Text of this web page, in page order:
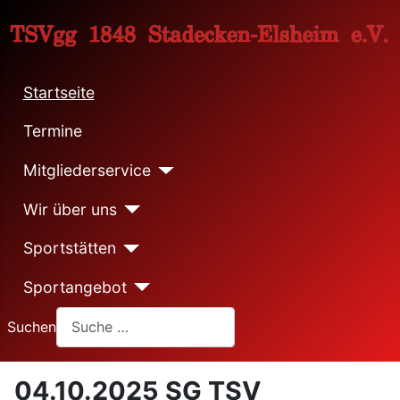
Startseite
Termine
Mitgliederservice
Wir über uns
Sportstätten
Sportangebot
Suchen
04.10.2025 SG TSV